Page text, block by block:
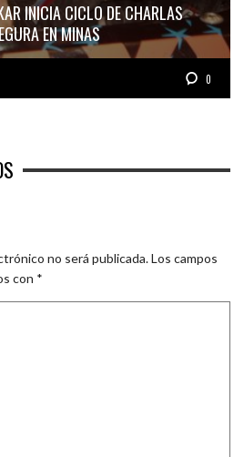
INICIA CICLO DE CHARLAS
EN MINAS
0
no será publicada.Los campos
con *